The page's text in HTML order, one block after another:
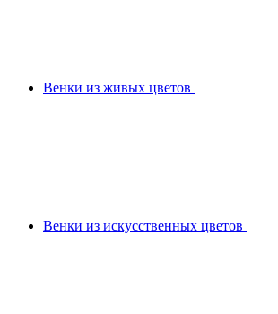
Венки из живых цветов
Венки из искусственных цветов